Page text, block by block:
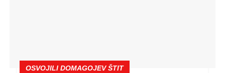
OSVOJILI DOMAGOJEV ŠTIT